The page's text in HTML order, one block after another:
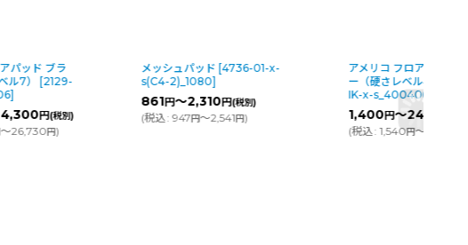
パッド ブラ
ル7）
[2129-
]
円(税別)
～26,730円)
メッシュパッド [4736-01-x-
s(C4-2)_1080]
861円～2,310円(税別)
(税込: 947円～2,541円)
アメリコ フロアパッド
ー（硬さレベル4）
IK-x-s_400406
1,400円～24,300
(税込: 1,540円～26,730